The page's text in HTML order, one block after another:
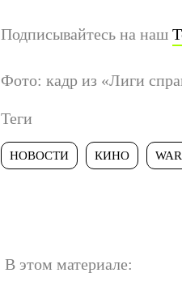
Подписывайтесь на наш
Фото: кадр из «Лиги
Теги
НОВОСТИ КИНО
В этом материале: